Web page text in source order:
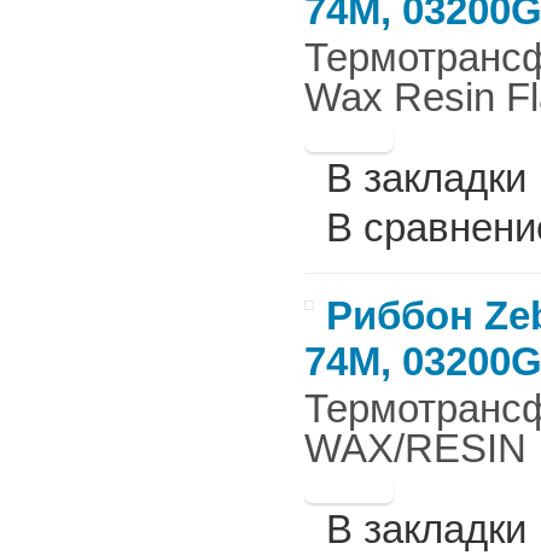
74М,
Wax Resin
В закладки
В
Риббон
74М,
WAX/
В закладки